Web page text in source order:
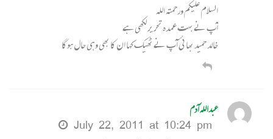
السلام علیکم ورحمتہ اللہ
آپ نے بہت عمدہ تحریر لکھی ہے
خالد حمید بھائی آپ نے ٹھیک کہا ان کا بھی وہی حال ہوگا
عبداللہ آدم
July 22, 2011 at 10:24 pm